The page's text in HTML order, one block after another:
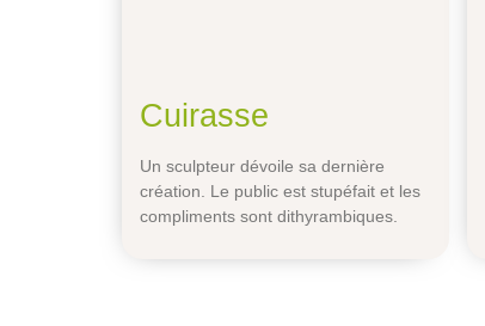
Cuirasse
Un sculpteur dévoile sa dernière
création. Le public est stupéfait et les
compliments sont dithyrambiques.